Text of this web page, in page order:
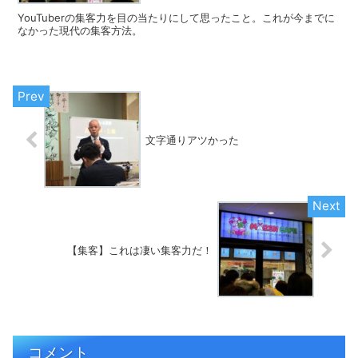
YouTuberの集客力を目の当たりにして思ったこと。これが今までに
なかった現代の集客方法。
文字通りアツかった
【集客】これは凄い集客力だ！
コメント